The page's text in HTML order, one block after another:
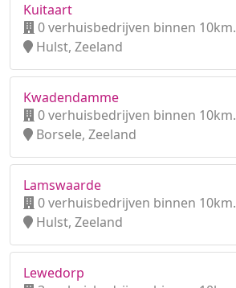
Kuitaart
0 verhuisbedrijven binnen 10km.
Hulst, Zeeland
Kwadendamme
0 verhuisbedrijven binnen 10km.
Borsele, Zeeland
Lamswaarde
0 verhuisbedrijven binnen 10km.
Hulst, Zeeland
Lewedorp